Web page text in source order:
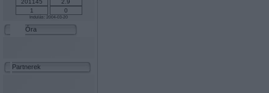
Indulás: 2004-03-20
Óra
Partnerek